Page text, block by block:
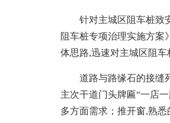
针对主城区阻车桩致安
阻车桩专项治理实施方案
体思路,迅速对主城区阻车
道路与路缘石的接缝死
主次干道门头牌匾“一店
多方面需求；推开窗,熟